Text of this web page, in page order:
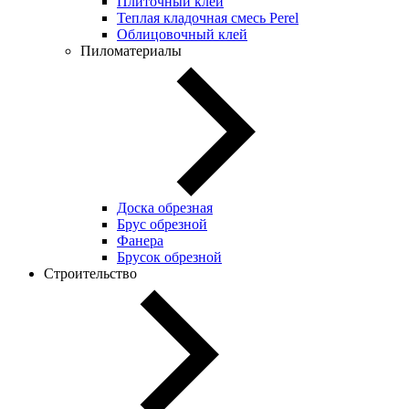
Теплая кладочная смесь Perel
Облицовочный клей
Пиломатериалы
Доска обрезная
Брус обрезной
Фанера
Брусок обрезной
Строительство